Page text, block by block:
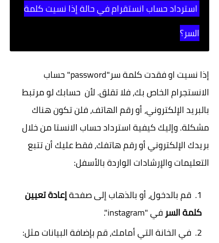
استرداد حساب انستقرام في حالة إذا نسيت كلمة
السر؟
إذا نسيت او فقدت كلمة سر"password" حساب
الانستجرام الخاص بك، فلا تقلق. لأن حسابك لو مرتبط
بالبريد الإلكتروني، أو رقم الهاتف، فلن تكون هناك
مشكلة. وإليك كيفية استرداد حساب الانستا من خلال
بريدك الإلكتروني أو رقم هاتفك، فقط عليك أن تتبع
التعليمات والإرشادات الواردة بالأسفل:
قم بالدخول، أو بالذهاب إلى صفحةإعادة تعيين
كلمة السرفي "instagram".
في الخانة التي أمامك، قم بإضافة البيانات مثل: